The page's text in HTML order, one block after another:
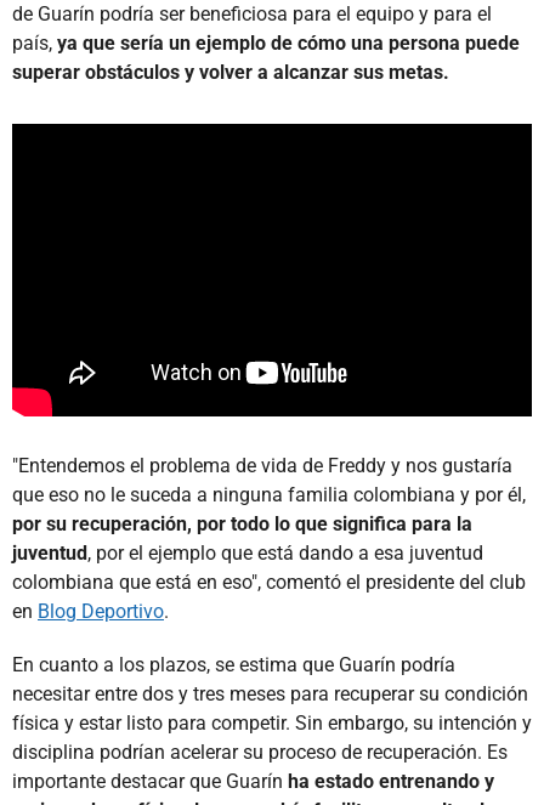
de Guarín podría ser beneficiosa para el equipo y para el
país, ya que sería un ejemplo de cómo una persona puede
superar obstáculos y volver a alcanzar sus metas.
"Entendemos el problema de vida de Freddy y nos gustaría
que eso no le suceda a ninguna familia colombiana y por él,
por su recuperación, por todo lo que significa para la
juventud , por el ejemplo que está dando a esa juventud
colombiana que está en eso", comentó el presidente del club
en Blog Deportivo.
En cuanto a los plazos, se estima que Guarín podría
necesitar entre dos y tres meses para recuperar su condición
física y estar listo para competir. Sin embargo, su intención y
disciplina podrían acelerar su proceso de recuperación. Es
importante destacar que Guarín ha estado entrenando y